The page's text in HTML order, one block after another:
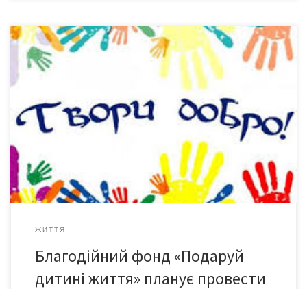
Якщо ви не байдужі до чужої біди і готові підтримати
онкохворих дітей Буковини – маєте можливість долучитися до
ярмарки й внести пропозиції з її організації та проведення.
Чекаємо на: приватні підприємства, колективи, організації,
заклади харчування, учнівську та студентську молодь,
магазини, фірми. Запрошуємо охочих поділитися своєю
майстерністю до проведення майстер-класів, ігор, […]
ЖИТТЯ
Благодійний фонд «Подаруй
дитині життя» планує провести